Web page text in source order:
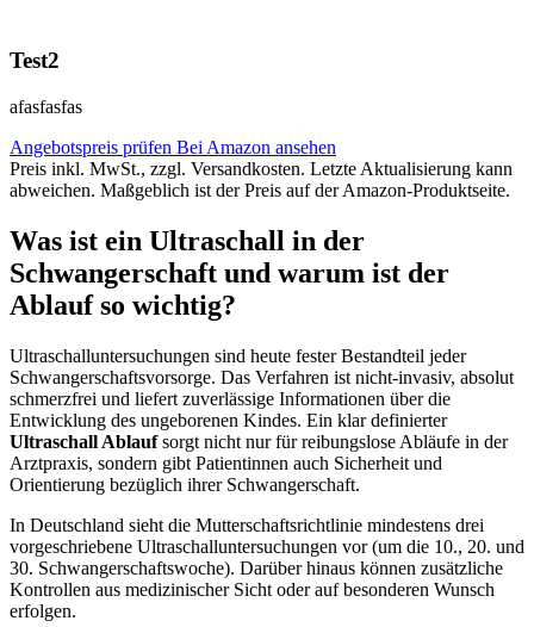
Test2
afasfasfas
Angebotspreis prüfen Bei Amazon ansehen
Preis inkl. MwSt., zzgl. Versandkosten. Letzte Aktualisierung kann
abweichen. Maßgeblich ist der Preis auf der Amazon-Produktseite.
Was ist ein Ultraschall in der
Schwangerschaft und warum ist der
Ablauf so wichtig?
Ultraschalluntersuchungen sind heute fester Bestandteil jeder
Schwangerschaftsvorsorge. Das Verfahren ist nicht-invasiv, absolut
schmerzfrei und liefert zuverlässige Informationen über die
Entwicklung des ungeborenen Kindes. Ein klar definierter
Ultraschall Ablaufsorgt nicht nur für reibungslose Abläufe in der
Arztpraxis, sondern gibt Patientinnen auch Sicherheit und
Orientierung bezüglich ihrer Schwangerschaft.
In Deutschland sieht die Mutterschaftsrichtlinie mindestens drei
vorgeschriebene Ultraschalluntersuchungen vor (um die 10., 20. und
30. Schwangerschaftswoche). Darüber hinaus können zusätzliche
Kontrollen aus medizinischer Sicht oder auf besonderen Wunsch
erfolgen.